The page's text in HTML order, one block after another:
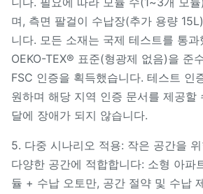
며, 측면 팔걸이 수납장(추가 용량
니다. 모든 소재는 국제 테스트를 통
OEKO-TEX® 표준(형광제 없음)을 준
FSC 인증을 획득했습니다. 테스트 인
원하며 해당 지역 인증 문서를 제공할
달에 장애가 되지 않습니다.
5. 다중 시나리오 적용: 작은 공간을
다양한 공간에 적합합니다: 소형 아파
듈 + 수납 오토만, 공간 절약 및 수납